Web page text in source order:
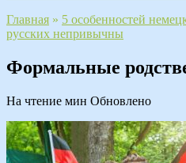
Главная » 5 особенностей
русских непривычны
Формальные
На чтение мин Обновлено